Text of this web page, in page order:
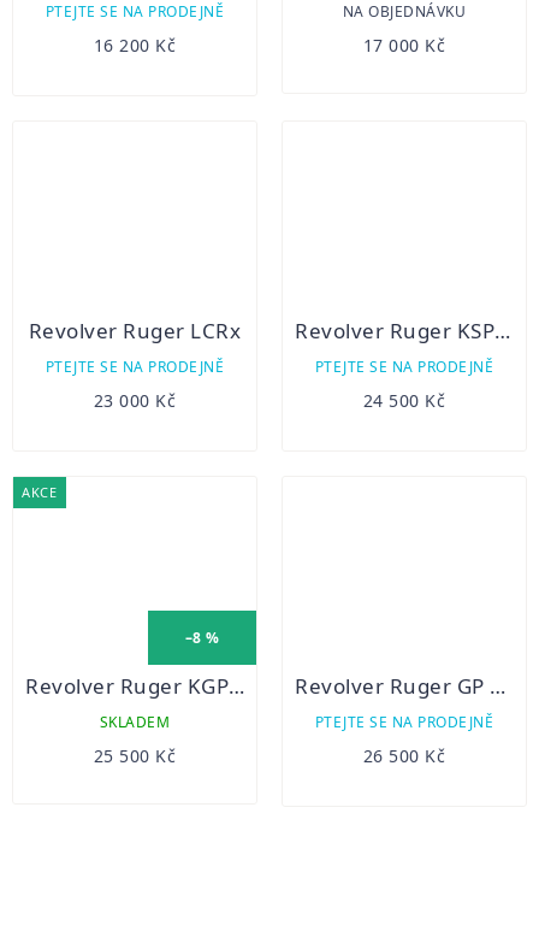
PTEJTE SE NA PRODEJNĚ
16 200 Kč
NA OBJEDNÁVKU
17 000 Kč
Revolver Ruger LCRx
PTEJTE SE NA PRODEJNĚ
23 000 Kč
Revolver Ruger KSP 321x
PTEJTE SE NA PRODEJNĚ
24 500 Kč
AKCE
–8 %
Revolver Ruger KGP 141
SKLADEM
25 500 Kč
Revolver Ruger GP 161
PTEJTE SE NA PRODEJNĚ
26 500 Kč